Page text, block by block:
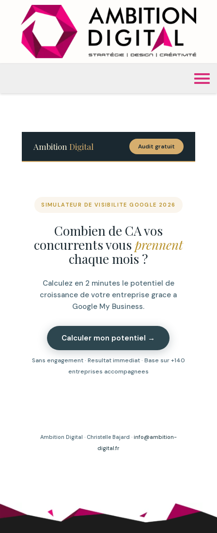
Ambition Digital Audit gratuit
SIMULATEUR DE VISIBILITE GOOGLE 2026
Combien de CA vos
concurrents vous prennent
chaque mois ?
Calculez en 2 minutes le potentiel de
croissance de votre entreprise grace a
Google My Business.
Calculer mon potentiel →
Sans engagement · Resultat immediat · Base sur +140
entreprises accompagnees
Ambition Digital · Christelle Bajard · info@ambition-
digital.fr